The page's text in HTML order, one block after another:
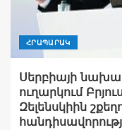
ՀՐԱՊԱՐԱԿ
Սերբիայի
ուղարկում
Զելենսկիին